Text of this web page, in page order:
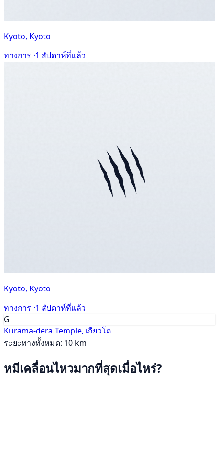
Kyoto, Kyoto
ทางการ ·1 สัปดาห์ที่แล้ว
Kyoto, Kyoto
ทางการ ·1 สัปดาห์ที่แล้ว
G
Kurama-dera Temple, เกียวโต
ระยะทางทั้งหมด: 10 km
หมีเคลื่อนไหวมากที่สุดเมื่อไหร่?